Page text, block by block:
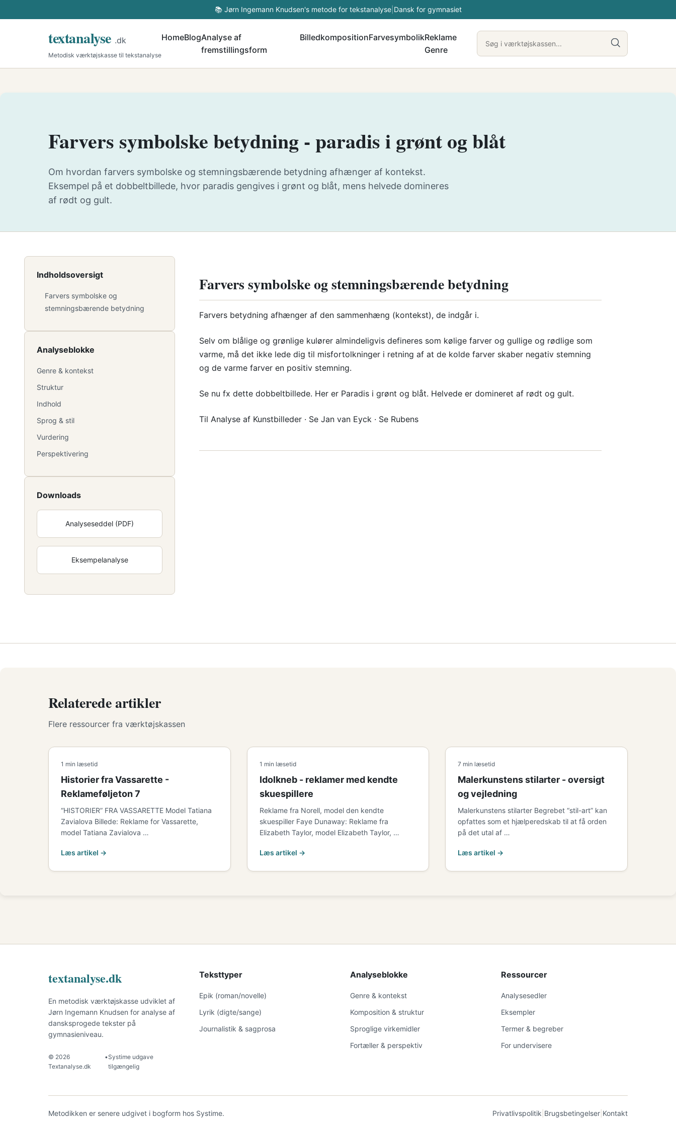
📚 Jørn Ingemann Knudsen's metode for tekstanalyse| Dansk for gymnasiet
textanalyse .dk
Metodisk værktøjskasse til tekstanalyse
HomeBlogAnalyse af
fremstillingsform
BilledkompositionFarvesymbolikReklame
Genre
Farvers symbolske betydning - paradis i grønt og blåt
Om hvordan farvers symbolske og stemningsbærende betydning afhænger af kontekst.
Eksempel på et dobbeltbillede, hvor paradis gengives i grønt og blåt, mens helvede domineres
af rødt og gult.
Indholdsoversigt
Farvers symbolske og
stemningsbærende betydning
Analyseblokke
Genre & kontekst
Struktur
Indhold
Sprog & stil
Vurdering
Perspektivering
Downloads
Analyseseddel (PDF)
Eksempelanalyse
Farvers symbolske og stemningsbærende betydning
Farvers betydning afhænger af den sammenhæng (kontekst), de indgår i.
Selv om blålige og grønlige kulører almindeligvis defineres som kølige farver og gullige og rødlige som
varme, må det ikke lede dig til misfortolkninger i retning af at de kolde farver skaber negativ stemning
og de varme farver en positiv stemning.
Se nu fx dette dobbeltbillede. Her er Paradis i grønt og blåt. Helvede er domineret af rødt og gult.
Til Analyse af Kunstbilleder · Se Jan van Eyck · Se Rubens
Relaterede artikler
Flere ressourcer fra værktøjskassen
1 min læsetid
Historier fra Vassarette -
Reklameføljeton 7
“HISTORIER” FRA VASSARETTE Model Tatiana
Zavialova Billede: Reklame for Vassarette,
model Tatiana Zavialova …
Læs artikel →
1 min læsetid
Idolkneb - reklamer med kendte
skuespillere
Reklame fra Norell, model den kendte
skuespiller Faye Dunaway: Reklame fra
Elizabeth Taylor, model Elizabeth Taylor, …
Læs artikel →
7 min læsetid
Malerkunstens stilarter - oversigt
og vejledning
Malerkunstens stilarter Begrebet “stil-art” kan
opfattes som et hjælperedskab til at få orden
på det utal af …
Læs artikel →
textanalyse.dk
En metodisk værktøjskasse udviklet af
Jørn Ingemann Knudsen for analyse af
dansksprogede tekster på
gymnasieniveau.
© 2026
Textanalyse.dk
•Systime udgave
tilgængelig
Teksttyper
Epik (roman/novelle)
Lyrik (digte/sange)
Journalistik & sagprosa
Analyseblokke
Genre & kontekst
Komposition & struktur
Sproglige virkemidler
Fortæller & perspektiv
Ressourcer
Analysesedler
Eksempler
Termer & begreber
For undervisere
Metodikken er senere udgivet i bogform hos Systime. Privatlivspolitik Brugsbetingelser Kontakt